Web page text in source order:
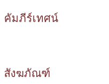
คัมภีร์เทศน์
สังฆภัณฑ์